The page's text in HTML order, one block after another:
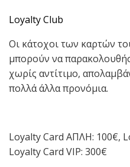
Loyalty Club
Οι κάτοχοι των καρτών
μπορούν να
χωρίς αντίτιμο,
πολλά άλλα προνόμια.
Loyalty Card ΑΠΛΗ: 100€,
Loyalty Card VIP: 300€